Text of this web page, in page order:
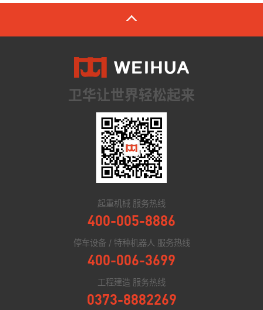
卫华让世界轻松起来
起重机械 服务热线
400-005-8886
停车设备 / 特种机器人 服务热线
400-006-3699
工程建造 服务热线
0373-8882269